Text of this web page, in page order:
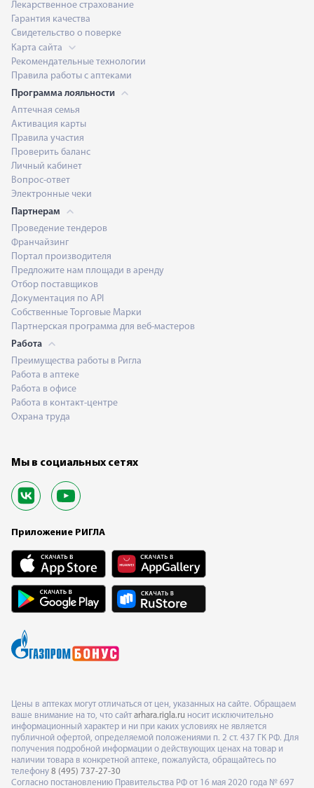
Лекарственное страхование
Гарантия качества
Свидетельство о поверке
Карта сайта
Рекомендательные технологии
Правила работы с аптеками
Программа лояльности
Аптечная семья
Активация карты
Правила участия
Проверить баланс
Личный кабинет
Вопрос-ответ
Электронные чеки
Партнерам
Проведение тендеров
Франчайзинг
Портал производителя
Предложите нам площади в аренду
Отбор поставщиков
Документация по API
Собственные Торговые Марки
Партнерская программа для веб-мастеров
Работа
Преимущества работы в Ригла
Работа в аптеке
Работа в офисе
Работа в контакт-центре
Охрана труда
Мы в социальных сетях
Приложение РИГЛА
Цены в аптеках могут отличаться от цен, указанных на сайте. Обращаем
ваше внимание на то, что сайт arhara.rigla.ru носит исключительно
информационный характер и ни при каких условиях не является
публичной офертой, определяемой положениями п. 2 ст. 437 ГК РФ. Для
получения подробной информации о действующих ценах на товар и
наличии товара в конкретной аптеке, пожалуйста, обращайтесь по
телефону 8 (495) 737-27-30
Согласно постановлению Правительства РФ от 16 мая 2020 года № 697